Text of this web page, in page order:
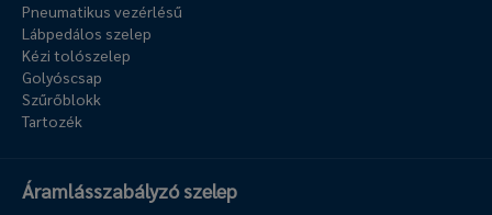
Pneumatikus vezérlésű
Lábpedálos szelep
Kézi tolószelep
Golyóscsap
Szűrőblokk
Tartozék
Áramlásszabályzó szelep